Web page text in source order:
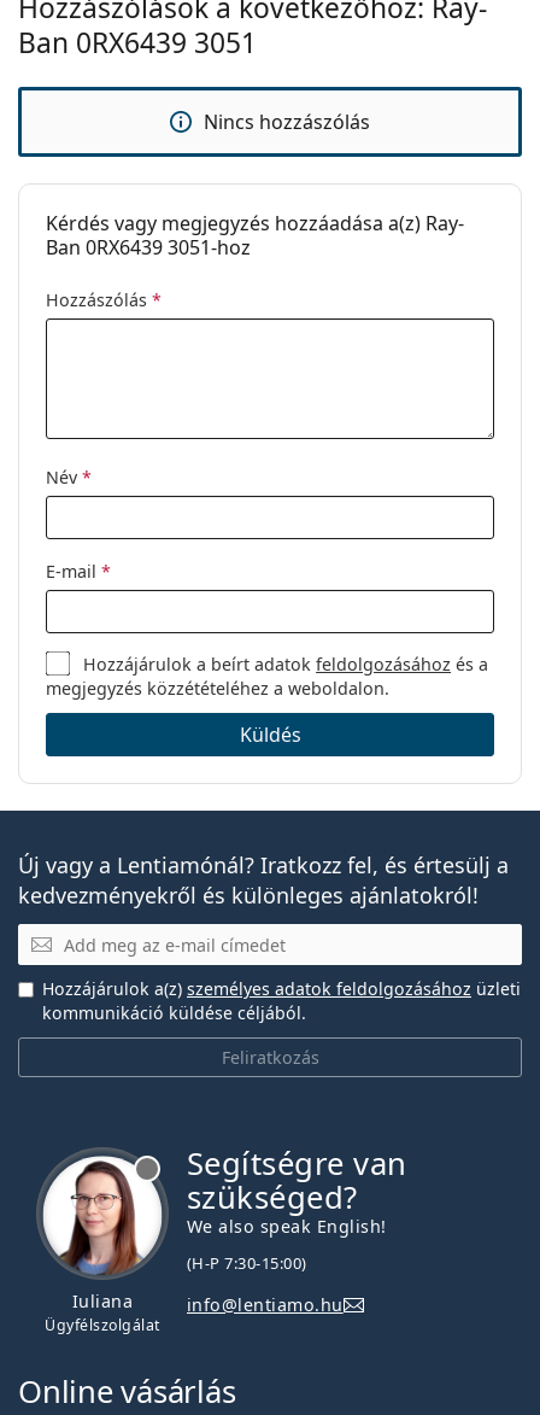
Ez orvostechnikai eszköz. Használat előtt olvasd el a
használati útmutatót.
Hozzászólások a következőhöz: Ray-
Ban 0RX6439 3051
Nincs hozzászólás
Kérdés vagy megjegyzés hozzáadása a(z) Ray-
Ban 0RX6439 3051-hoz
Hozzászólás *
Név *
E-mail *
Hozzájárulok a beírt adatokfeldolgozásához és a
megjegyzés közzétételéhez a weboldalon.
Küldés
Új vagy a Lentiamónál? Iratkozz fel, és értesülj a
kedvezményekről és különleges ajánlatokról!
E-mail
Feliratkozás
Hozzájárulok a(z) személyes adatok feldolgozásához üzleti
kommunikáció küldése céljából.
Iuliana
Ügyfélszolgálat
Segítségre van
szükséged?
We also speak English!
(H-P 7:30-15:00)
info@lentiamo.hu
Online vásárlás